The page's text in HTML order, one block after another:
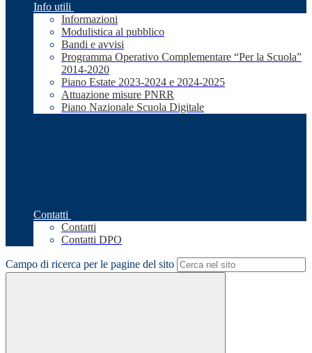
Info utili
Informazioni
Modulistica al pubblico
Bandi e avvisi
Programma Operativo Complementare “Per la Scuola”
2014-2020
Piano Estate 2023-2024 e 2024-2025
Attuazione misure PNRR
Piano Nazionale Scuola Digitale
Contatti
Contatti
Contatti DPO
Campo di ricerca per le pagine del sito